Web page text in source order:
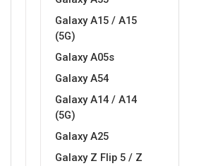
Galaxy A15 / A15
(5G)
Galaxy A05s
Galaxy A54
Galaxy A14 / A14
(5G)
Galaxy A25
Galaxy Z Flip 5 / Z
Quotes Collection